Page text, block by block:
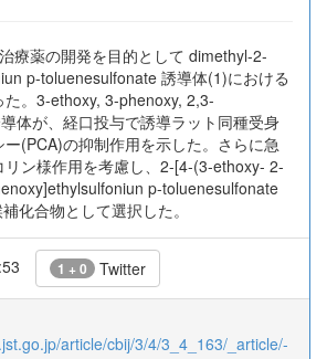
療薬の開発を目的として dimethyl-2-
p-toluenesulfonate 誘導体(1)における
た。3-ethoxy, 3-phenoxy, 2,3-
体が、経口投与で誘導ラット同種受身
(PCA)の抑制作用を示した。さらに急
ン様作用を考慮し、2-[4-(3-ethoxy- 2-
p-toluenesulfonate
化合物として選択した。
1 + 0 Twitter
article/cbij/3/4/3_4_163/_article/-